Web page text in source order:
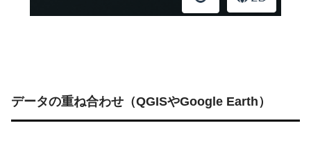
データの重ね合わせ（QGISやGoogle Earth）